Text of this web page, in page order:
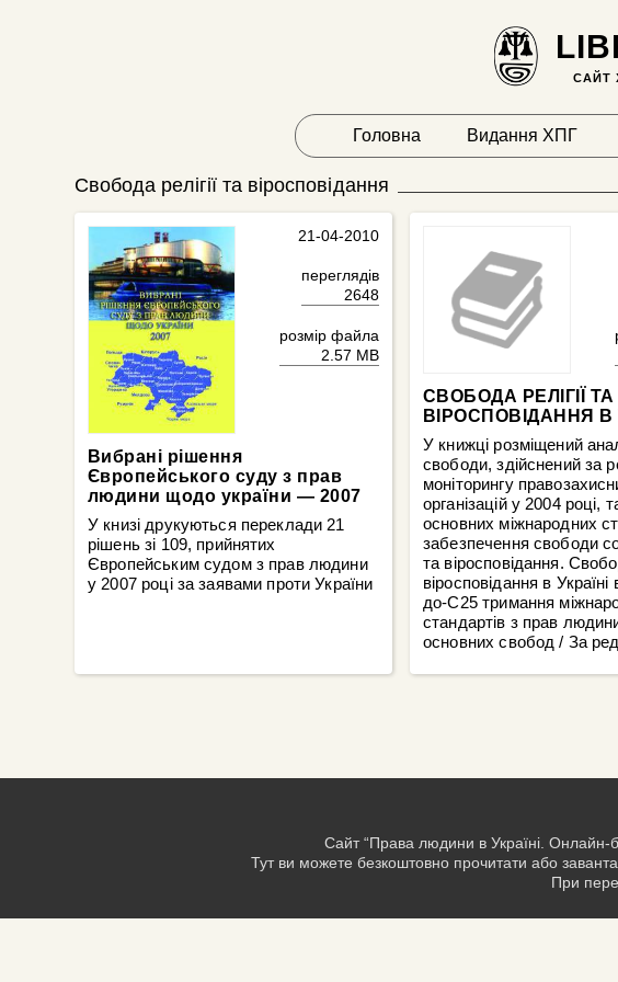
САЙТ
Головна Видання ХПГ
Свобода релігії та віросповідання
21-04-2010
переглядів
2648
розмір файла
2.57 MB
Вибрані рішення
Європейського суду з прав
людини щодо україни — 2007
У книзі друкуються переклади 21
рішень зі 109, прийнятих
Європейським судом з прав людини
у 2007 році за заявами проти України
СВОБОДА РЕЛІГІЇ ТА
ВІРОСПОВІДАННЯ В
У книжці розміщений
свободи, здійснений за
моніторингу
організацій у 2004 році,
основних міжнародних
забезпечення свободи
та віросповідання.
віросповідання в Україні
до-С25 тримання
стандартів з прав
основних свобод / За
Сайт “Права людини в Україні. Онлайн-
Тут ви можете безкоштовно прочитати або
При